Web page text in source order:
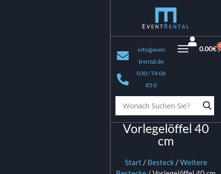
info@even
trental.de
030 / 74 06
85 0
0.00€
Vorlegelöffel 40
cm
Start / Besteck /Weitere